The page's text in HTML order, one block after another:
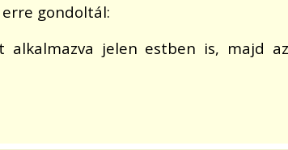
gondoltál:
alkalmazva jelen estben is, majd